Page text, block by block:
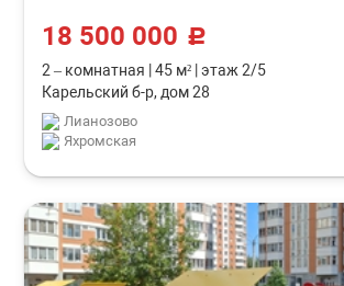
18 500 000 c
2 – комнатная 45 м² этаж 2/5
Карельский б-р, дом 28
Лианозово
Яхромская